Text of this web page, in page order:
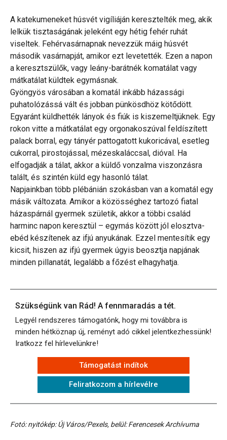
A katekumeneket húsvét vigíliáján keresztelték meg, akik
lelkük tisztaságának jeleként egy hétig fehér ruhát
viseltek. Fehérvasárnapnak nevezzük máig húsvét
második vasárnapját, amikor ezt levetették. Ezen a napon
a keresztszülők, vagy leány-barátnék komatálat vagy
mátkatálat küldtek egymásnak.
Gyöngyös városában a komatál inkább házassági
puhatolózássá vált és jobban pünkösdhöz kötődött.
Egyaránt küldhették lányok és fiúk is kiszemeltjüknek. Egy
rokon vitte a mátkatálat egy orgonakoszúval feldíszített
palack borral, egy tányér pattogatott kukoricával, esetleg
cukorral, pirostojással, mézeskaláccsal, dióval. Ha
elfogadják a tálat, akkor a küldő vonzalma viszonzásra
talált, és szintén küld egy hasonló tálat.
Napjainkban több plébánián szokásban van a komatál egy
másik változata. Amikor a közösséghez tartozó fiatal
házaspárnál gyermek születik, akkor a többi család
harminc napon keresztül – egymás között jól elosztva-
ebéd készítenek az ifjú anyukának. Ezzel mentesítik egy
kicsit, hiszen az ifjú gyermek úgyis beosztja napjának
minden pillanatát, legalább a főzést elhagyhatja.
Szükségünk van Rád! A fennmaradás a tét.
Legyél rendszeres támogatónk, hogy mi továbbra is
minden hétköznap új, reményt adó cikkel jelentkezhessünk!
Iratkozz fel hírlevelünkre!
Támogatást indítok
Feliratkozom a hírlevélre
Fotó: nyitókép: Új Város/Pexels, belül: Ferencesek Archívuma